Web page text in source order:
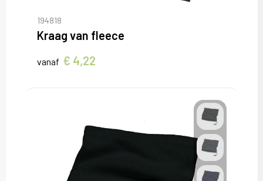
194818
Kraag van fleece
vanaf € 4,22